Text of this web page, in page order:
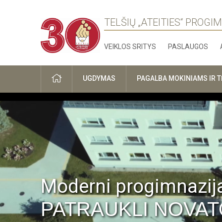
TELŠIŲ „ATEITIES“
VEIKLOS SRITYS PASLAUGOS
PRADŽIAUGDYMAS PAGALBA MOKINIAMS IR
Moderni
PATRAUKLI